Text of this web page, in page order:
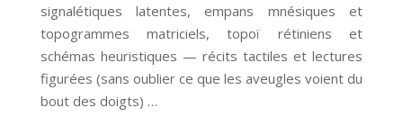
signalétiques latentes, empans mnésiques et
topogrammes matriciels, topoï rétiniens et
schémas heuristiques — récits tactiles et lectures
figurées (sans oublier ce que les aveugles voient du
bout des doigts) …